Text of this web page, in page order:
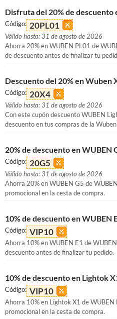
Disfruta del 20% de descuento
Código: 20PL01
Válido hasta: 31 de agosto de 2026
Ahorra 20% en WUBEN PL01 de
de descuento antes de finalizar tu
Descuento del 20% en Wuben
Código: 20X4
Válido hasta: 31 de agosto de 2026
Con este cupón descuento WUBEN
descuento en tus compras de la
20% de descuento en WUBEN
Código: 20G5
Válido hasta: 31 de agosto de 2026
Ahorra 20% en WUBEN G5 de
promocional en la cesta de compra.
10% de descuento en WUBEN
Código: VIP10
Ahorra 10% en WUBEN E1 de
descuento antes de finalizar tu pedido.
10% de descuento en Lightok
Código: VIP10
Ahorra 10% en Lightok X1 de
promocional en la cesta de compra.